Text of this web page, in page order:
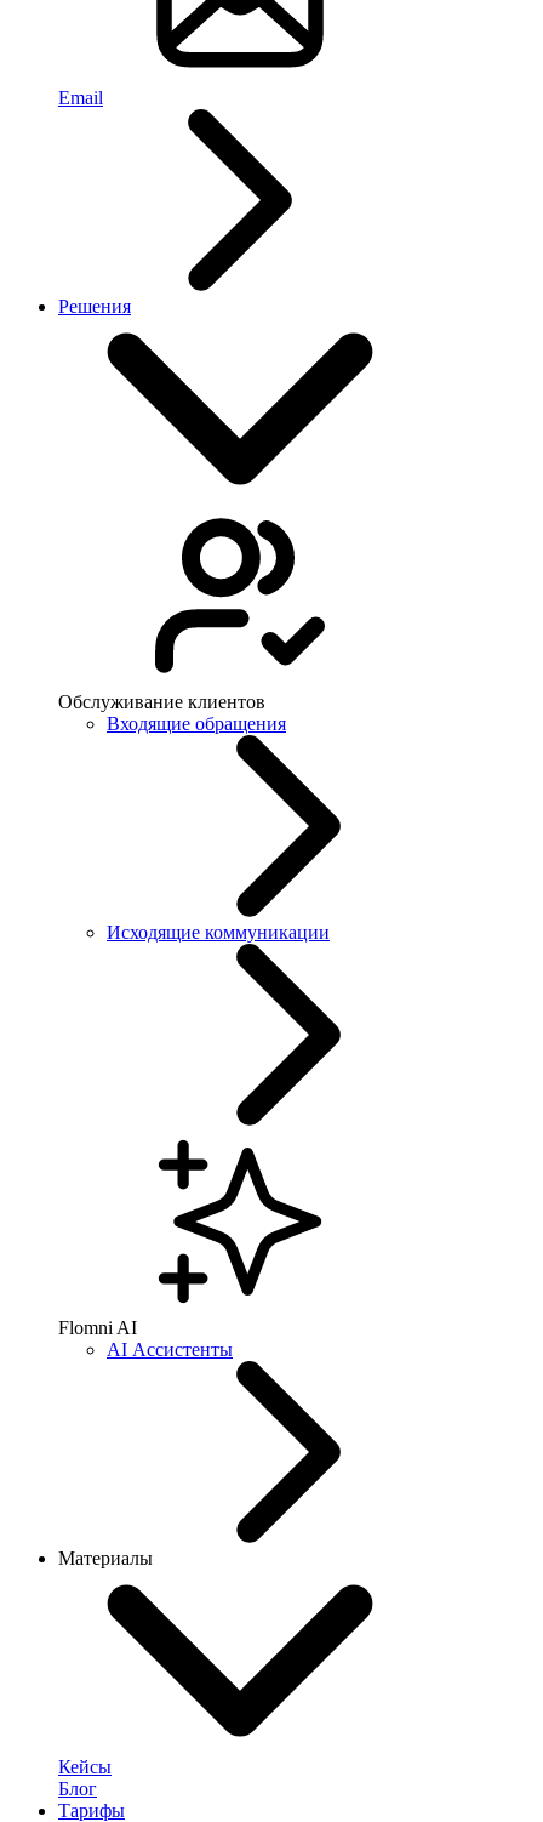
Email
Решения
Обслуживание клиентов
Входящие обращения
Исходящие коммуникации
Flomni AI
AI Ассистенты
Материалы
Кейсы
Блог
Тарифы